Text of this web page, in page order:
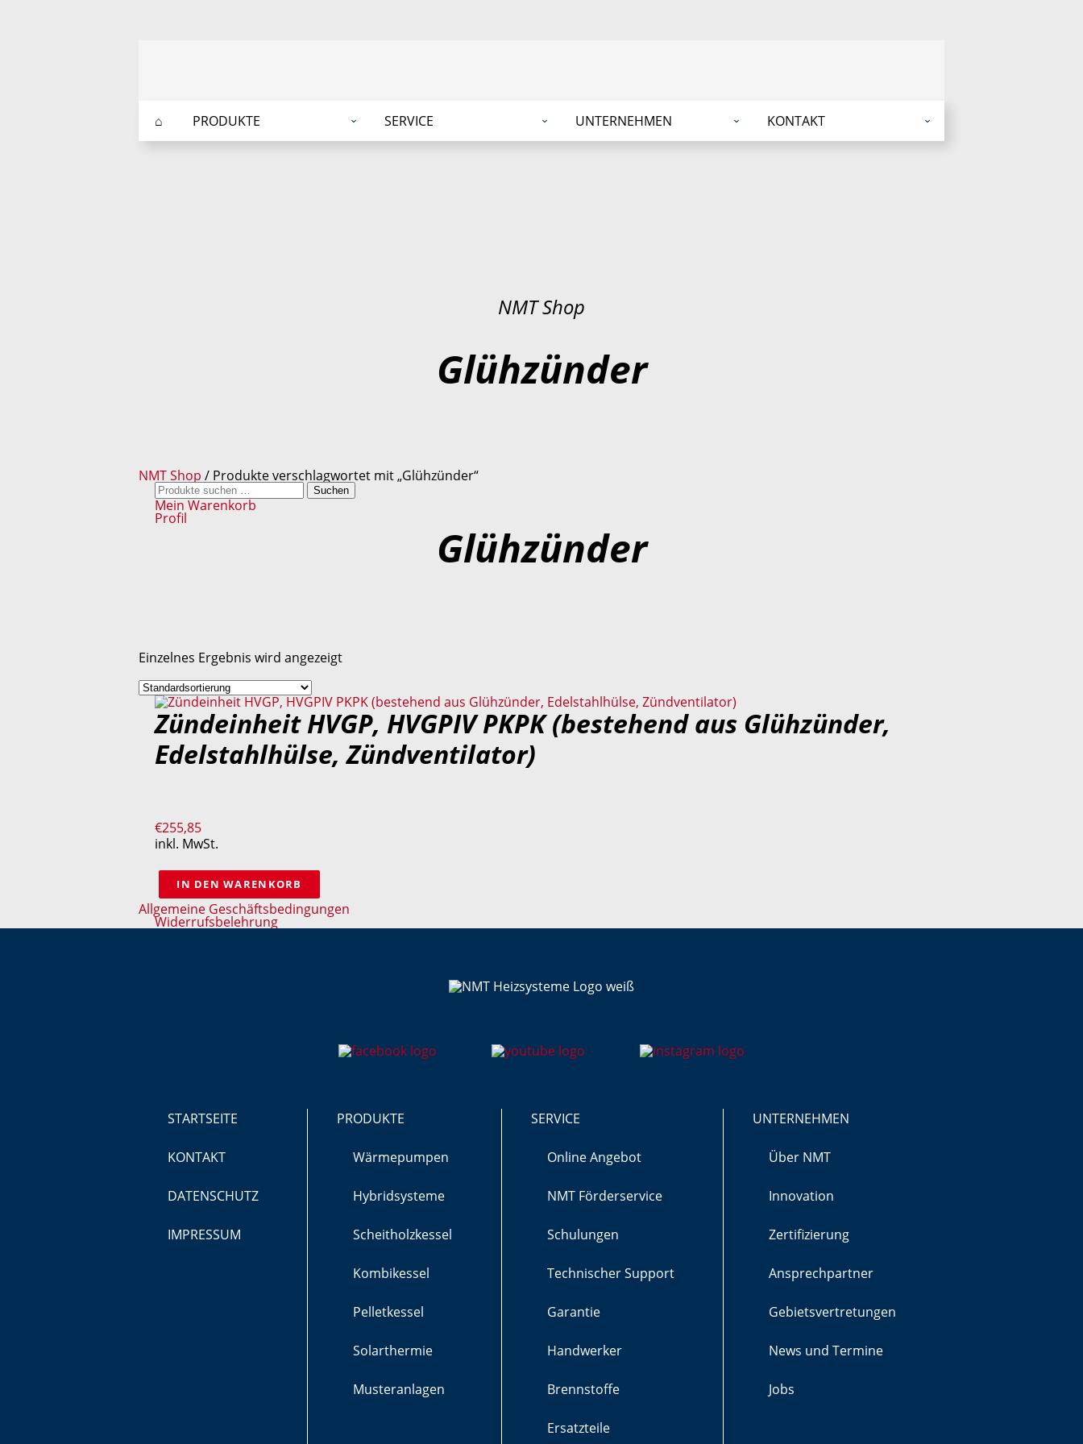
⌂ PRODUKTE SERVICE UNTERNEHMEN KONTAKT
NMT Shop
Glühzünder
NMT Shop / Produkte verschlagwortet mit „Glühzünder“
Suchen
nach:
Suchen
Mein Warenkorb
Profil
Glühzünder
Einzelnes Ergebnis wird angezeigt
Zündeinheit HVGP, HVGPIV PKPK (bestehend aus Glühzünder,
Edelstahlhülse, Zündventilator)
€255,85
inkl. MwSt.
IN DEN WARENKORB
Allgemeine Geschäftsbedingungen
Widerrufsbelehrung
STARTSEITE
KONTAKT
DATENSCHUTZ
IMPRESSUM
PRODUKTE
Wärmepumpen
Hybridsysteme
Scheitholzkessel
Kombikessel
Pelletkessel
Solarthermie
Musteranlagen
SERVICE
Online Angebot
NMT Förderservice
Schulungen
Technischer Support
Garantie
Handwerker
Brennstoffe
Ersatzteile
UNTERNEHMEN
Über NMT
Innovation
Zertifizierung
Ansprechpartner
Gebietsvertretungen
News und Termine
Jobs